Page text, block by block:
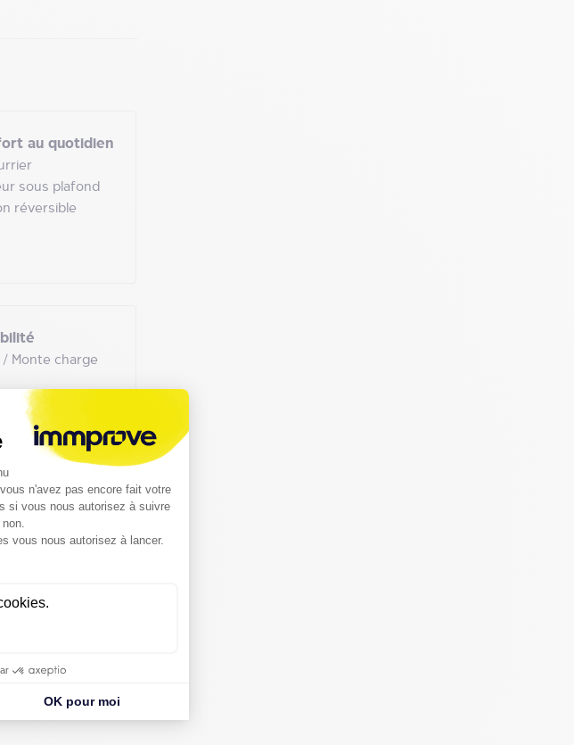
au quotidien
sous plafond
réversible
Monte charge
révision : ILAT ?
foncier à la charge
du Preneur ? Type de